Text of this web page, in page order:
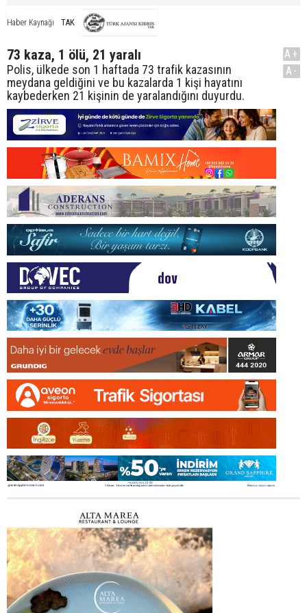
Haber Kaynağı TAK
73 kaza, 1 ölü, 21 yaralı
Polis, ülkede son 1 haftada 73 trafik kazasının
meydana geldiğini ve bu kazalarda 1 kişi hayatını
kaybederken 21 kişinin de yaralandığını duyurdu.
A+
A-